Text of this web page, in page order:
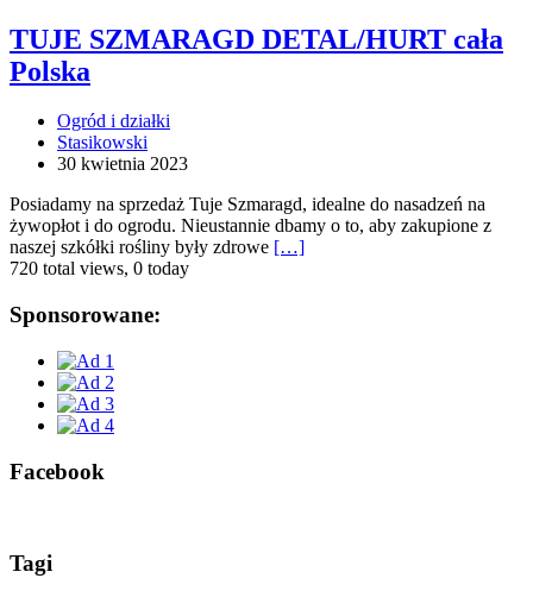
TUJE SZMARAGD DETAL/HURT cała
Polska
Ogród i działki
Stasikowski
30 kwietnia 2023
Posiadamy na sprzedaż Tuje Szmaragd, idealne do nasadzeń na
żywopłot i do ogrodu. Nieustannie dbamy o to, aby zakupione z
naszej szkółki rośliny były zdrowe […]
720 total views, 0 today
Sponsorowane:
Facebook
Tagi